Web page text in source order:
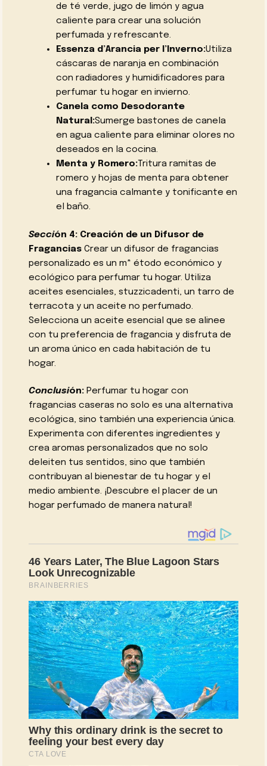
de té verde, jugo de limón y agua
caliente para crear una solución
perfumada y refrescante.
Essenza d’Arancia per l’Inverno:Utiliza
cáscaras de naranja en combinación
con radiadores y humidificadores para
perfumar tu hogar en invierno.
Canela como Desodorante
Natural:Sumerge bastones de canela
en agua caliente para eliminar olores no
deseados en la cocina.
Menta y Romero:Tritura ramitas de
romero y hojas de menta para obtener
una fragancia calmante y tonificante en
el baño.
Sección 4: Creación de un Difusor de
Fragancias Crear un difusor de fragancias
personalizado es un m* étodo económico y
ecológico para perfumar tu hogar. Utiliza
aceites esenciales, stuzzicadenti, un tarro de
terracota y un aceite no perfumado.
Selecciona un aceite esencial que se alinee
con tu preferencia de fragancia y disfruta de
un aroma único en cada habitación de tu
hogar.
Conclusión: Perfumar tu hogar con
fragancias caseras no solo es una alternativa
ecológica, sino también una experiencia única.
Experimenta con diferentes ingredientes y
crea aromas personalizados que no solo
deleiten tus sentidos, sino que también
contribuyan al bienestar de tu hogar y el
medio ambiente. ¡Descubre el placer de un
hogar perfumado de manera natural!